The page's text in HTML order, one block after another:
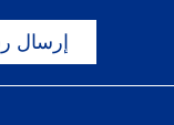
إرسال